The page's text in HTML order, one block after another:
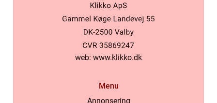
web: www.klikko.dk
Menu
Annonsering